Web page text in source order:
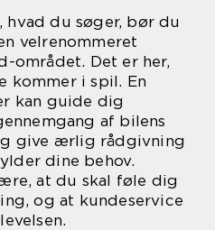
hvad du søger, bør du
velrenommeret
området. Det er her,
kommer i spil. En
kan guide dig
af bilens
give ærlig rådgivning
dine behov.
at du skal føle dig
og at kundeservice